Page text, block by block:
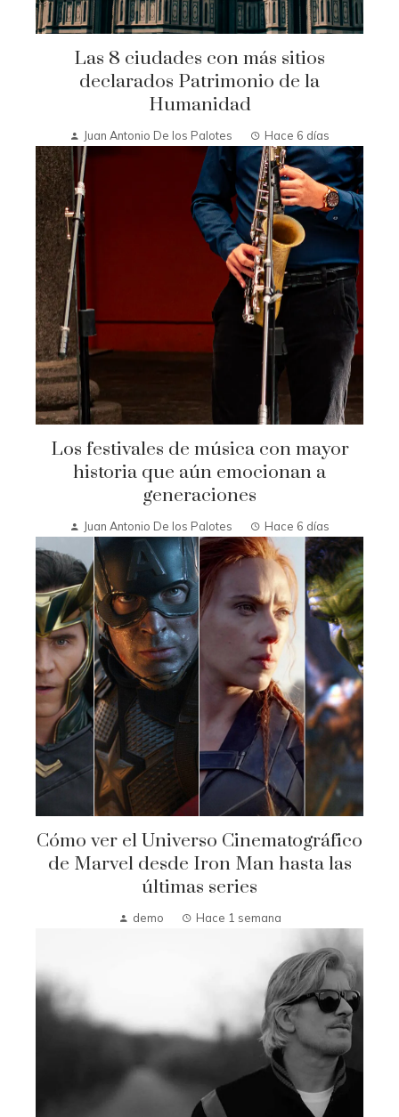
Las 8 ciudades con más sitios
declarados Patrimonio de la
Humanidad
Juan Antonio De los Palotes Hace 6 días
Los festivales de música con mayor
historia que aún emocionan a
generaciones
Juan Antonio De los Palotes Hace 6 días
Cómo ver el Universo Cinematográfico
de Marvel desde Iron Man hasta las
últimas series
demo Hace 1 semana